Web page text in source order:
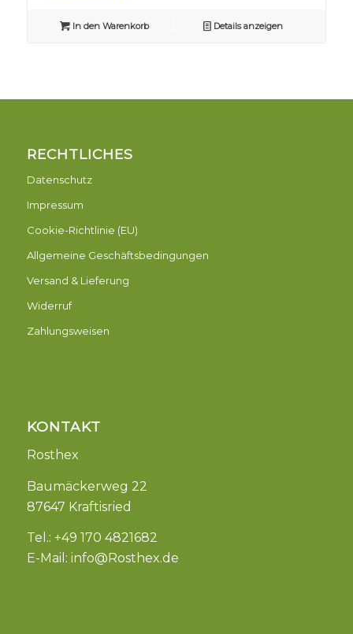
In den Warenkorb Details anzeigen
RECHTLICHES
Datenschutz
Impressum
Cookie-Richtlinie (EU)
Allgemeine Geschäftsbedingungen
Versand & Lieferung
Widerruf
Zahlungsweisen
KONTAKT
Rosthex
Baumäckerweg 22
87647 Kraftisried
Tel.: +49 170 4821682
E-Mail: info@Rosthex.de